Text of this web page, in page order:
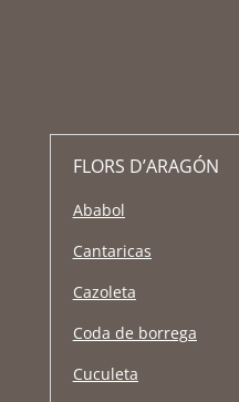
FLORS D’ARAGÓN
Ababol
Cantaricas
Cazoleta
Coda de borrega
Cuculeta